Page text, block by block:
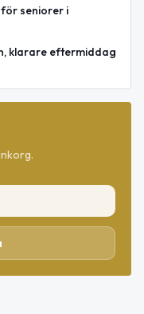
seniorer i
klarare eftermiddag